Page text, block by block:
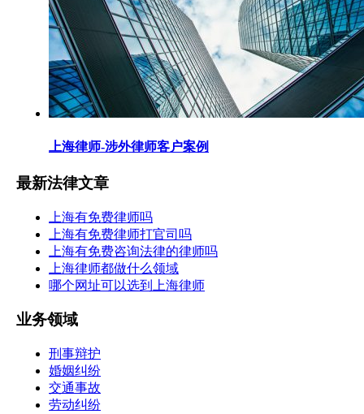
上海律师-涉外律师客户案例
最新法律文章
上海有免费律师吗
上海有免费律师打官司吗
上海有免费咨询法律的律师吗
上海律师都做什么领域
哪个网址可以选到上海律师
业务领域
刑事辩护
婚姻纠纷
交通事故
劳动纠纷